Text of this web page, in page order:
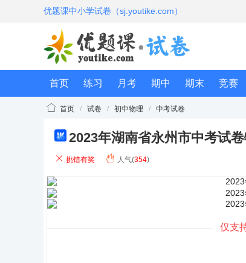
优题课中小学试卷（sj.youtike.com）
首页 练习 月考 期中 期末 竞赛
首页 / 试卷 / 初中物理 / 中考试卷
do
cx
2023年湖南省永州市中考试卷
挑错有奖 人气(354)
仅支